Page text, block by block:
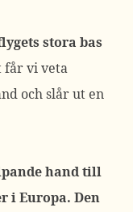
stora bas
får vi veta
och slår ut en
hand till
i Europa. Den